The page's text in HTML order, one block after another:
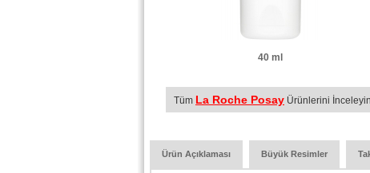
40 ml
Tüm La Roche Posay Ürünlerini İnceleyin
Ürün Açıklaması Büyük Resimler